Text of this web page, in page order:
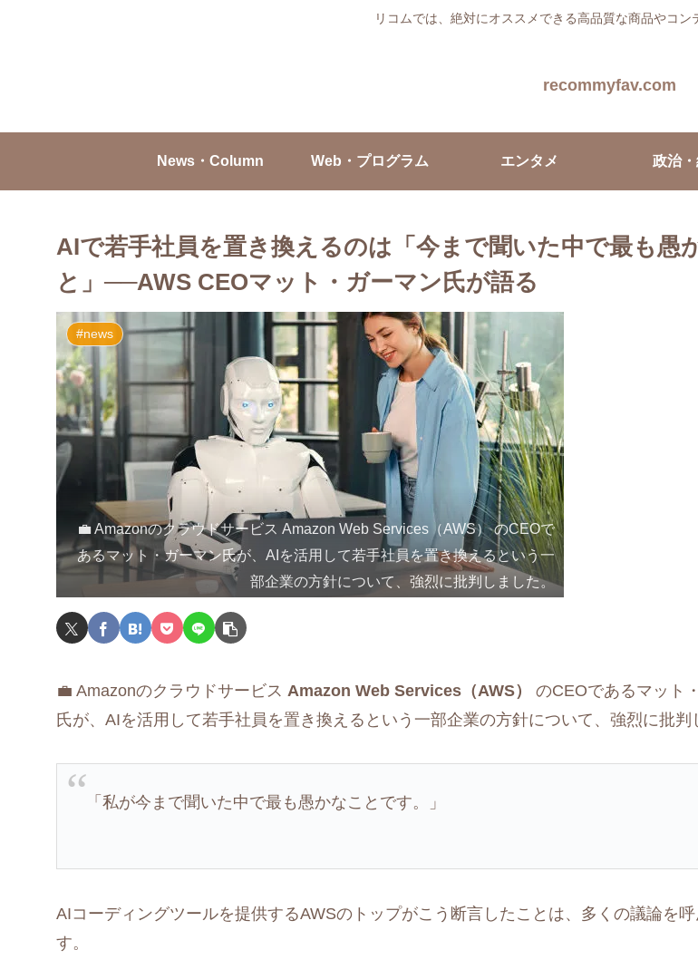
リコムでは、絶対にオススメできる高品質な商品やコン
recommyfav.com
News・Column Web・プログラム エンタメ 政治
AIで若手社員を置き換えるのは「今まで聞いた中で最も愚
と」──AWS CEOマット・ガーマン氏が語る
#news
💼 Amazonのクラウドサービス Amazon Web Services（AWS） のCEOで
あるマット・ガーマン氏が、AIを活用して若手社員を置き換えるという一
部企業の方針について、強烈に批判しました。
💼 Amazonのクラウドサービス Amazon Web Services（AWS）
のCEOであるマット
氏が、AIを活用して若手社員を置き換えるという一部企業の方針について、強烈に批判
「私が今まで聞いた中で最も愚かなことです。」
AIコーディングツールを提供するAWSのトップがこう断言したことは、多くの議論を呼
す。